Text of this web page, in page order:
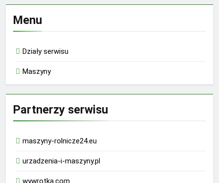
Menu
Działy serwisu
Maszyny
Partnerzy serwisu
maszyny-rolnicze24.eu
urzadzenia-i-maszyny.pl
wywrotka.com